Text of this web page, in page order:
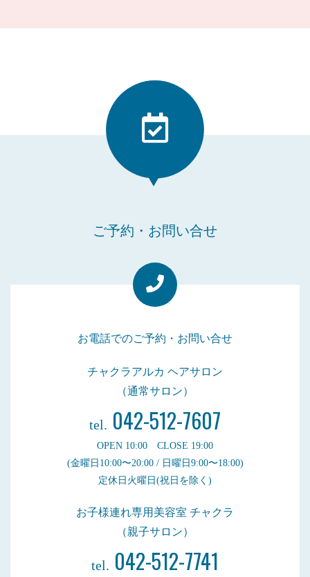
ご予約・お問い合せ
お電話でのご予約・お問い合せ
チャクラアルカ ヘアサロン
（通常サロン）
tel. 042-512-7607
OPEN 10:00 CLOSE 19:00
(金曜日10:00〜20:00 / 日曜日9:00〜18:00)
定休日火曜日(祝日を除く)
お子様連れ専用美容室 チャクラ
（親子サロン）
tel. 042-512-7741